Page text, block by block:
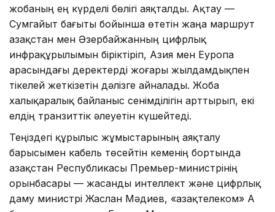
жобаның ең күрделі бөлігі аяқталды. Ақтау —
Сумгайыт бағыты бойынша өтетін жаңа маршрут
Қазақстан мен Әзербайжанның цифрлық
инфрақұрылымын біріктіріп, Азия мен Еуропа
арасындағы деректерді жоғары жылдамдықпен
тікелей жеткізетін дәлізге айналады. Жоба
халықаралық байланыс сенімділігін арттырып, екі
елдің транзиттік әлеуетін күшейтеді.
Теңіздегі құрылыс жұмыстарының аяқталу
барысымен кабель төсейтін кеменің бортында
Қазақстан Республикасы Премьер-министрінің
орынбасары — жасанды интеллект және цифрлық
даму министрі Жаслан Мәдиев, «Қазақтелеком» АҚ